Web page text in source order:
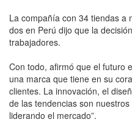
La compañía con 34 tiendas a
dos en Perú dijo que la
trabajadores.
Con todo, afirmó que el futuro
una marca que tiene en su
clientes. La innovación, el
de las tendencias son
liderando el mercado”.